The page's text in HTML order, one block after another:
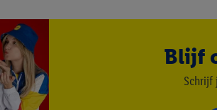
Blijf
u individuele doeleinden toestaan en meer
kunt u alleen het gebruik van de
stemt u in met alle verwerkingen voor alle
van de gegevens en uw recht om uw
u in onze
Je vindt het